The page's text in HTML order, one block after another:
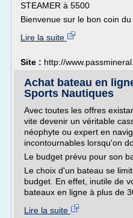
STEAMER à 5500
Bienvenue sur le bon coin du
Lire la suite
Site : http://
Achat bateau en
Sports Nautiques
Avec toutes les offres
vite devenir un véritable
néophyte ou expert en
incontournables lorsqu'on
Le budget prévu pour son
Le choix d'un bateau se
budget. En effet, inutile de
bateaux en ligne à plus de
Lire la suite